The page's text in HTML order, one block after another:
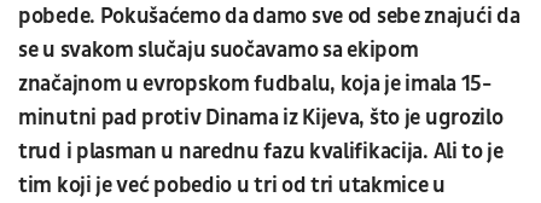
pobede. Pokušaćemo da damo sve od sebe znajući da
se u svakom slučaju suočavamo sa ekipom
značajnom u evropskom fudbalu, koja je imala 15-
minutni pad protiv Dinama iz Kijeva, što je ugrozilo
trud i plasman u narednu fazu kvalifikacija. Ali to je
tim koji je već pobedio u tri od tri utakmice u